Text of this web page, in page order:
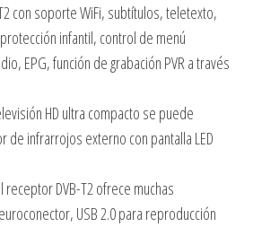
con soporte WiFi, subtítulos, teletexto,
infantil, control de menú
EPG, función de grabación PVR a través
HD ultra compacto se puede
de infrarrojos externo con pantalla LED
DVB-T2 ofrece muchas
USB 2.0 para reproducción